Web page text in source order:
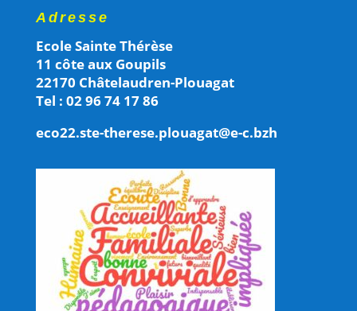
Adresse
Ecole Sainte Thérèse
11 côte aux Goupils
22170 Châtelaudren-Plouagat
Tel : 02 96 74 17 86
eco22.ste-therese.plouagat@e-c.bzh